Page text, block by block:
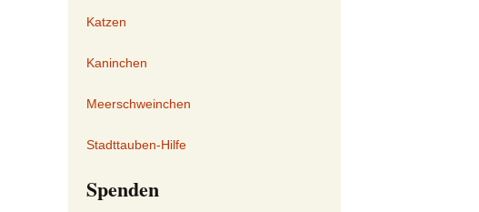
Katzen
Kaninchen
Meerschweinchen
Stadttauben-Hilfe
Spenden